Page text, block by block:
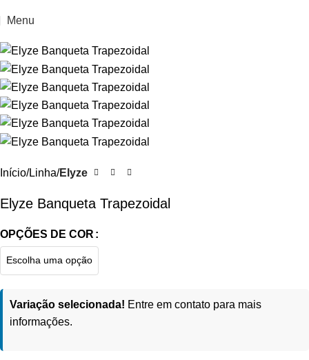
Menu
Início Linha Elyze
Elyze Banqueta Trapezoidal
OPÇÕES DE COR
Variação selecionada! Entre em contato para mais
informações.